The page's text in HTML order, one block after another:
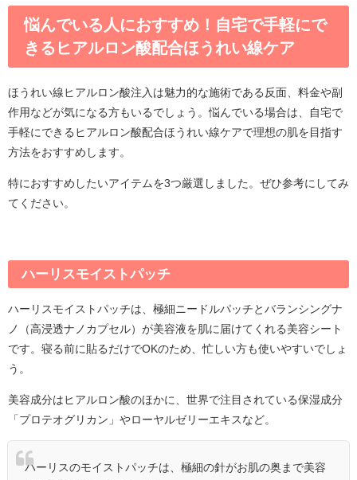
悩んでいる人におすすめ！自宅で手軽にで
きるヒアルロン酸配合ほうれい線ケア
ほうれい線ヒアルロン酸注入は魅力的な施術である反面、料金や副
作用などが気になる方もいるでしょう。悩んでいる場合は、自宅で
手軽にできるヒアルロン酸配合ほうれい線ケアで理想の肌を目指す
方法をおすすめします。
特におすすめしたいアイテムを3つ厳選しました。ぜひ参考にしてみ
てください。
ハーリスモイストパッチ
ハーリスモイストパッチは、極細ニードルパッチとバランシングナ
ノ（高浸透ナノカプセル）が美容液を肌に届けてくれる美容シート
です。寝る前に貼るだけでOKのため、忙しい方も使いやすいでしょ
う。
美容成分はヒアルロン酸のほかに、世界で注目されている保湿成分
「プロテオグリカン」やローヤルゼリーエキスなど。
ハーリスのモイストパッチは、極細の針がお肌の奥まで美容